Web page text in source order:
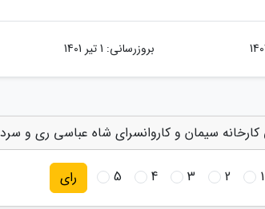
بروزرسانی: 1 تیر 1401
سیمان و کاروانسرای شاه عباسی ری و
1
2
3
4
5 رای